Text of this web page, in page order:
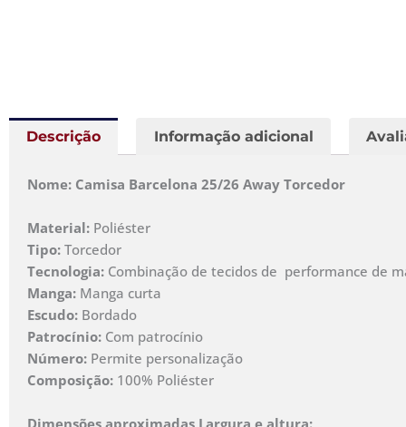
Descrição Informação adicional
Nome: Camisa Barcelona 25/26 Away Torcedor
Material: Poliéster
Tipo: Torcedor
Tecnologia: Combinação de tecidos de performance de
Manga: Manga curta
Escudo: Bordado
Patrocínio: Com patrocínio
Número: Permite personalização
Composição: 100% Poliéster